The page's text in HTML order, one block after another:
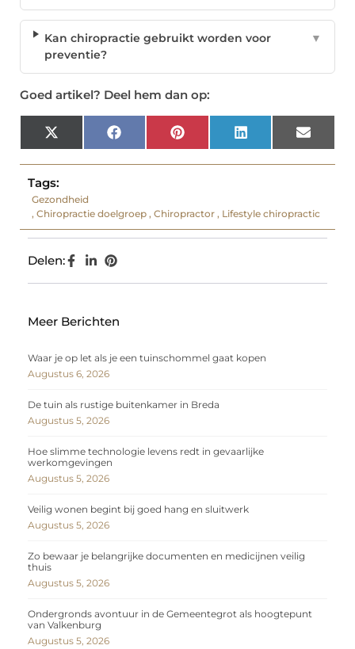
Kan chiropractie gebruikt worden voor
preventie?
▼
Goed artikel? Deel hem dan op:
X
(Twitter)
Facebook Pinterest LinkedIn Email
Tags:
Gezondheid
, Chiropractie doelgroep , Chiropractor , Lifestyle chiropractic
Delen:
Meer Berichten
Waar je op let als je een tuinschommel gaat kopen
Augustus 6, 2026
De tuin als rustige buitenkamer in Breda
Augustus 5, 2026
Hoe slimme technologie levens redt in gevaarlijke
werkomgevingen
Augustus 5, 2026
Veilig wonen begint bij goed hang en sluitwerk
Augustus 5, 2026
Zo bewaar je belangrijke documenten en medicijnen veilig
thuis
Augustus 5, 2026
Ondergronds avontuur in de Gemeentegrot als hoogtepunt
van Valkenburg
Augustus 5, 2026